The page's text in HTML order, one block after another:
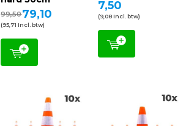
99,5079,10
(95,71 Incl. btw)
7,50
(9,08 Incl. btw)